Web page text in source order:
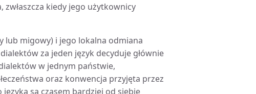
zwłaszcza kiedy jego użytkownicy
lub migowy) i jego lokalna odmiana
za jeden język decyduje głównie
w jednym państwie,
oraz konwencja przyjęta przez
są czasem bardziej od siebie